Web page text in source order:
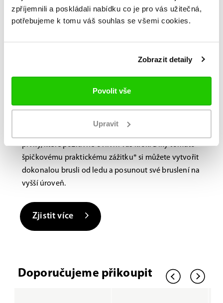
zpříjemnili a poskládali nabídku co je pro vás užitečná,
potřebujeme k tomu váš souhlas se všemi cookies.
Zobrazit detaily
Povolit vše
Upravit
Bauer FITLAB
Brusle na míru?
Navštivte nás na
prodejně.
Laboratoř BAUER FitLab, navržená s důrazem na
výkon, využívá novou, nejmodernější technologii
prvky, které pozitivně ovlivní váš krok. Díky tomuto
špičkovému praktickému zážitku* si můžete vytvořit
dokonalou brusli od ledu a posunout své bruslení na
vyšší úroveň.
Zjistit více
Doporučujeme přikoupit